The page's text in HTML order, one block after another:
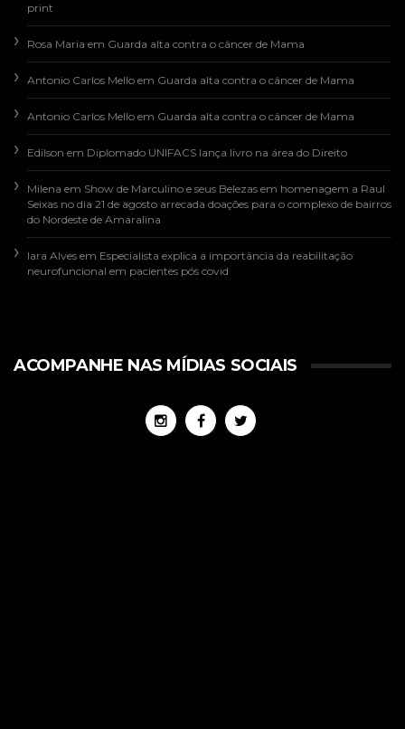
print
Rosa Maria em Guarda alta contra o câncer de Mama
Antonio Carlos Mello em Guarda alta contra o câncer de Mama
Antonio Carlos Mello em Guarda alta contra o câncer de Mama
Edilson em Diplomado UNIFACS lança livro na área do Direito
Milena em Show de Marculino e seus Belezas em homenagem a Raul
Seixas no dia 21 de agosto arrecada doações para o complexo de bairros
do Nordeste de Amaralina
Iara Alves em Especialista explica a importância da reabilitação
neurofuncional em pacientes pós covid
ACOMPANHE NAS MÍDIAS SOCIAIS